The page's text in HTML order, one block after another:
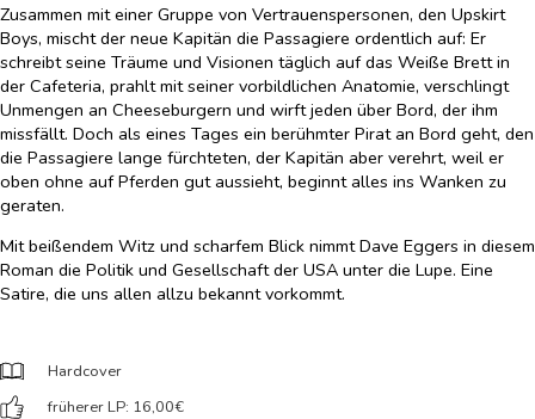
Zusammen mit einer Gruppe von Vertrauenspersonen, den Upskirt
Boys, mischt der neue Kapitän die Passagiere ordentlich auf: Er
schreibt seine Träume und Visionen täglich auf das Weiße Brett in
der Cafeteria, prahlt mit seiner vorbildlichen Anatomie, verschlingt
Unmengen an Cheeseburgern und wirft jeden über Bord, der ihm
missfällt. Doch als eines Tages ein berühmter Pirat an Bord geht, den
die Passagiere lange fürchteten, der Kapitän aber verehrt, weil er
oben ohne auf Pferden gut aussieht, beginnt alles ins Wanken zu
geraten.
Mit beißendem Witz und scharfem Blick nimmt Dave Eggers in diesem
Roman die Politik und Gesellschaft der USA unter die Lupe. Eine
Satire, die uns allen allzu bekannt vorkommt.
Hardcover
früherer LP: 16,00€